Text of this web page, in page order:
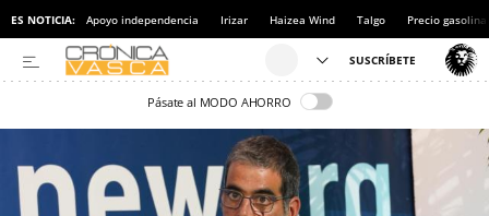
ES NOTICIA: Apoyo independencia Irizar Haizea Wind Talgo Precio gasolina
Pásate al MODO AHORRO